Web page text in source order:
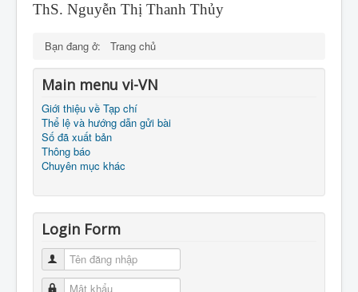
ThS. Nguyễn Thị Thanh Thủy
Bạn đang ở: Trang chủ
Main menu vi-VN
Giới thiệu về Tạp chí
Thể lệ và hướng dẫn gửi bài
Số đã xuất bản
Thông báo
Chuyên mục khác
Login Form
Tên đăng nhập
Mật khẩu